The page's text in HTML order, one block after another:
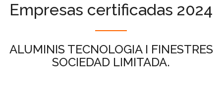
Empresas certificadas 2024
ALUMINIS TECNOLOGIA I FINESTRES
SOCIEDAD LIMITADA.